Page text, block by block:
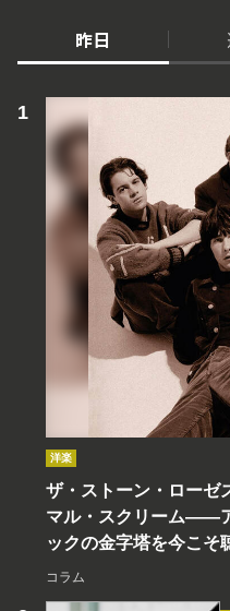
昨日
洋楽
ザ・ストーン・ローゼ
マル・スクリーム――
ックの金字塔を今こそ
コラム